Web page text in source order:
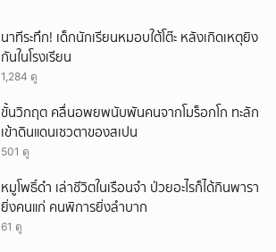
นาทีระทึก! เด็กนักเรียนหมอบใต้โต๊ะ หลังเกิดเหตุยิง
กันในโรงเรียน
1,284 ดู
ขั้นวิกฤต คลื่นอพยพนับพันคนจากโมร็อกโก ทะลัก
เข้าดินแดนเซวตาของสเปน
501 ดู
หมูโพธิ์ดำ เล่าชีวิตในเรือนจำ ป่วยอะไรก็ได้กินพารา
ยิ่งคนแก่ คนพิการยิ่งลำบาก
61 ดู